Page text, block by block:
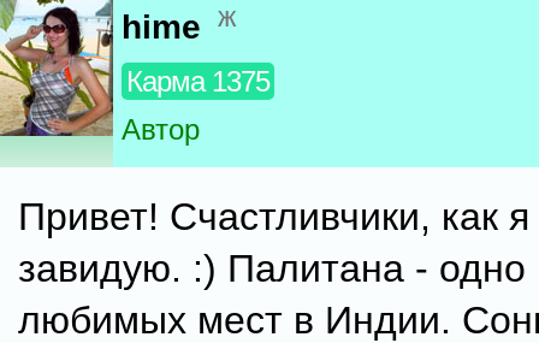
hime ж
Карма 1375
Автор
Привет! Счастливчики, как
завидую. :) Палитана - одно
любимых мест в Индии.